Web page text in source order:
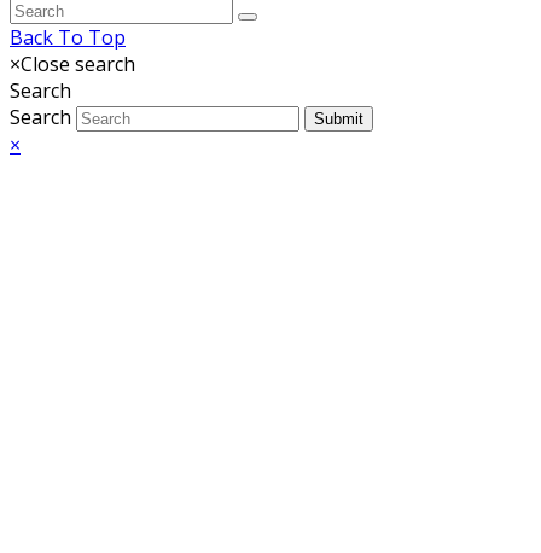
Back To Top
×Close search
Search
Search
Submit
×